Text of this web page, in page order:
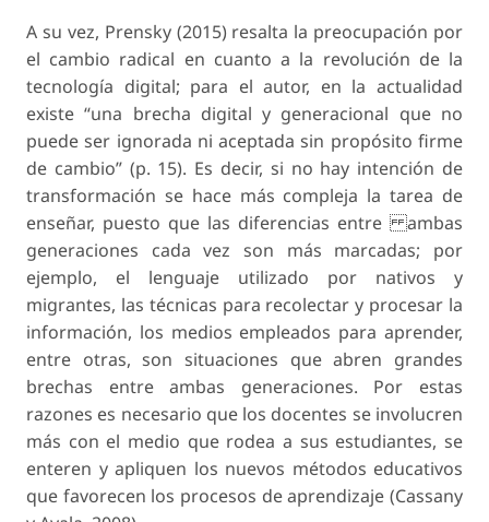
A su vez, Prensky (2015) resalta la preocupación por
el cambio radical en cuanto a la revolución de la
tecnología digital; para el autor, en la actualidad
existe “una brecha digital y generacional que no
puede ser ignorada ni aceptada sin propósito firme
de cambio” (p. 15). Es decir, si no hay intención de
transformación se hace más compleja la tarea de
enseñar, puesto que las diferencias entre ambas
generaciones cada vez son más marcadas; por
ejemplo, el lenguaje utilizado por nativos y
migrantes, las técnicas para recolectar y procesar la
información, los medios empleados para aprender,
entre otras, son situaciones que abren grandes
brechas entre ambas generaciones. Por estas
razones es necesario que los docentes se involucren
más con el medio que rodea a sus estudiantes, se
enteren y apliquen los nuevos métodos educativos
que favorecen los procesos de aprendizaje (Cassany